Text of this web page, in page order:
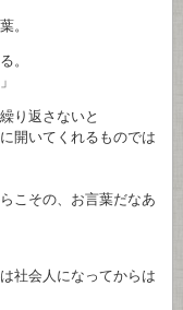
。
。
り返さないと
開いてくれるものでは
こその、お言葉だなあ
社会人になってからは